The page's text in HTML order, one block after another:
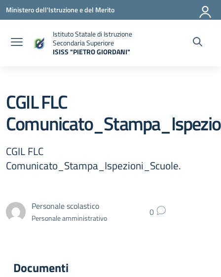
Vai ai contenuti
Vai al menu di navigazione
Vai al footer
Ministero dell'Istruzione e del Merito
Istituto Statale di Istruzione
Secondaria Superiore
ISISS "PIETRO GIORDANI"
CGIL FLC
CGIL FLC
Comunicato_Stampa_Ispezioni_Scuole.
Personale scolastico
Personale amministrativo 0
Documenti